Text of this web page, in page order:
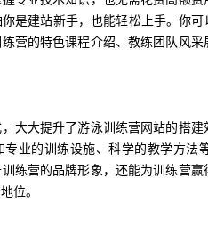
是建站新手，也能轻松上手。你
营的特色课程介绍、教练团队风采
大大提升了游泳训练营网站的搭
业的训练设施、科学的教学方法
练营的品牌形象，还能为训练营
位。